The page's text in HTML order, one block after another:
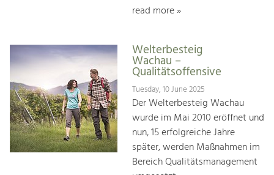
read more »
Welterbesteig
Wachau –
Qualitätsoffensive
Tuesday, 10 June 2025
Der Welterbesteig Wachau
wurde im Mai 2010 eröffnet und
nun, 15 erfolgreiche Jahre
später, werden Maßnahmen im
Bereich Qualitätsmanagement